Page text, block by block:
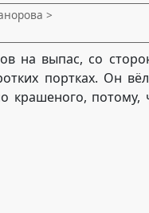
>
на выпас, со
портках. Он
крашеного, потому,